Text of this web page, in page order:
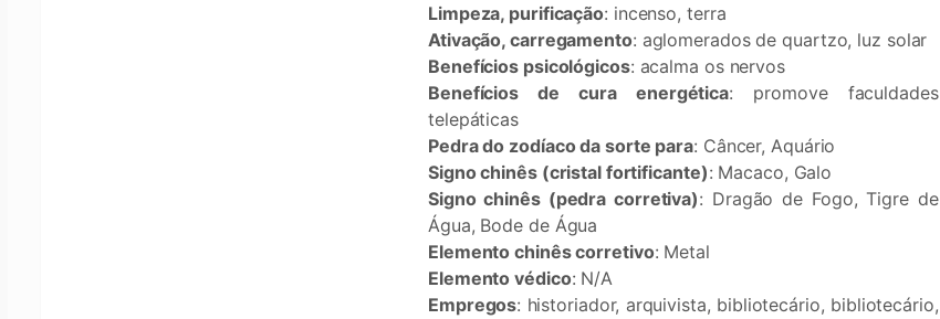
Limpeza, purificação: incenso, terra
Ativação, carregamento: aglomerados de quartzo, luz solar
Benefícios psicológicos: acalma os nervos
Benefícios de cura energética: promove faculdades
telepáticas
Pedra do zodíaco da sorte para: Câncer, Aquário
Signo chinês (cristal fortificante): Macaco, Galo
Signo chinês (pedra corretiva): Dragão de Fogo, Tigre de
Água, Bode de Água
Elemento chinês corretivo: Metal
Elemento védico: N/A
Empregos: historiador, arquivista, bibliotecário, bibliotecário,